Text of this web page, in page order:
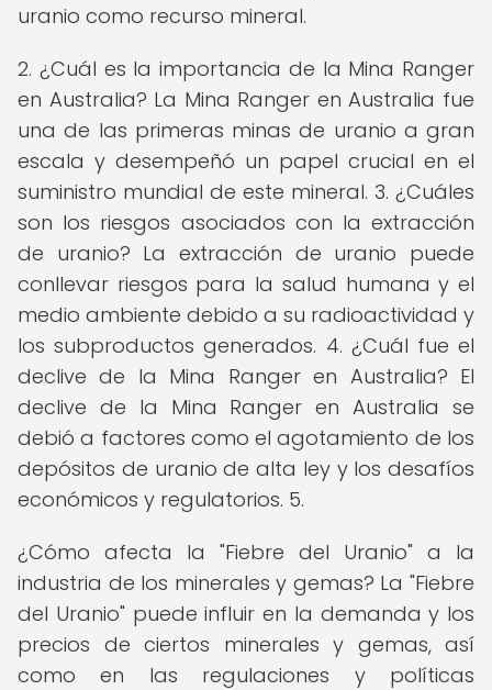
uranio como recurso mineral.
2. ¿Cuál es la importancia de la Mina Ranger
en Australia? La Mina Ranger en Australia fue
una de las primeras minas de uranio a gran
escala y desempeñó un papel crucial en el
suministro mundial de este mineral. 3. ¿Cuáles
son los riesgos asociados con la extracción
de uranio? La extracción de uranio puede
conllevar riesgos para la salud humana y el
medio ambiente debido a su radioactividad y
los subproductos generados. 4. ¿Cuál fue el
declive de la Mina Ranger en Australia? El
declive de la Mina Ranger en Australia se
debió a factores como el agotamiento de los
depósitos de uranio de alta ley y los desafíos
económicos y regulatorios. 5.
¿Cómo afecta la "Fiebre del Uranio" a la
industria de los minerales y gemas? La "Fiebre
del Uranio" puede influir en la demanda y los
precios de ciertos minerales y gemas, así
como en las regulaciones y políticas